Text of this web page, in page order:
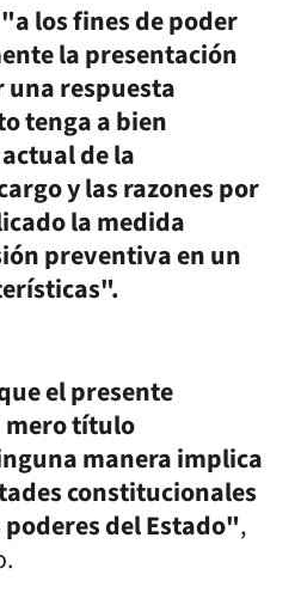
"a los fines de poder
la presentación
respuesta
tenga a bien
de la
y las razones por
la medida
preventiva en un
el presente
mero título
manera implica
constitucionales
del Estado",